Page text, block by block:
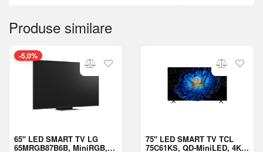
Produse similare
-5,0%
65" LED SMART TV LG
65MRGB87B6B, MiniRGB,
75" LED SMART TV TCL
75C61KS, QD-MiniLED, 4K